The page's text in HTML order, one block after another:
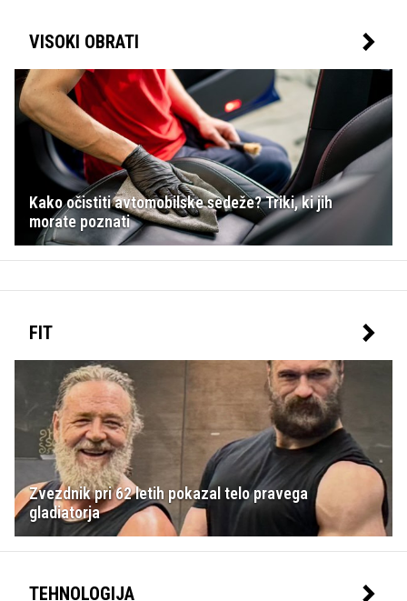
VISOKI OBRATI
Kako očistiti avtomobilske sedeže? Triki, ki jih
morate poznati
FIT
Zvezdnik pri 62 letih pokazal telo pravega
gladiatorja
TEHNOLOGIJA